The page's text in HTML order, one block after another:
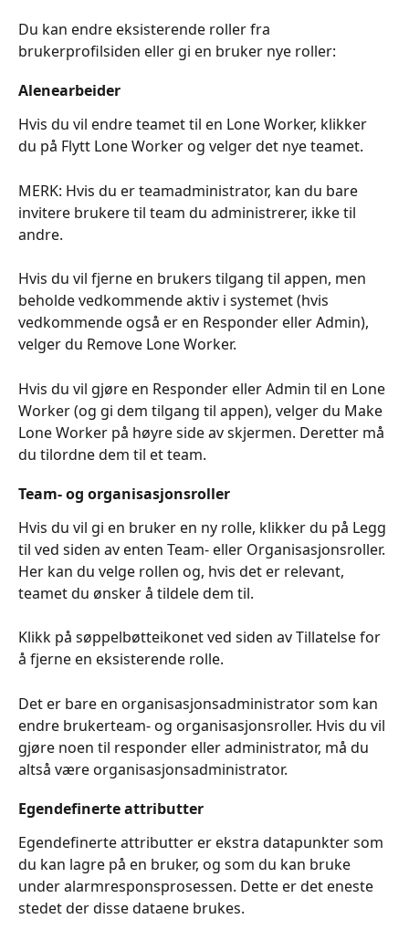
Du kan endre eksisterende roller fra
brukerprofilsiden eller gi en bruker nye roller:
Alenearbeider
Hvis du vil endre teamet til en Lone Worker, klikker
du på Flytt Lone Worker og velger det nye teamet.
MERK: Hvis du er teamadministrator, kan du bare
invitere brukere til team du administrerer, ikke til
andre.
Hvis du vil fjerne en brukers tilgang til appen, men
beholde vedkommende aktiv i systemet (hvis
vedkommende også er en Responder eller Admin),
velger du Remove Lone Worker.
Hvis du vil gjøre en Responder eller Admin til en Lone
Worker (og gi dem tilgang til appen), velger du Make
Lone Worker på høyre side av skjermen. Deretter må
du tilordne dem til et team.
Team- og organisasjonsroller
Hvis du vil gi en bruker en ny rolle, klikker du på Legg
til ved siden av enten Team- eller Organisasjonsroller.
Her kan du velge rollen og, hvis det er relevant,
teamet du ønsker å tildele dem til.
Klikk på søppelbøtteikonet ved siden av Tillatelse for
å fjerne en eksisterende rolle.
Det er bare en organisasjonsadministrator som kan
endre brukerteam- og organisasjonsroller. Hvis du vil
gjøre noen til responder eller administrator, må du
altså være organisasjonsadministrator.
Egendefinerte attributter
Egendefinerte attributter er ekstra datapunkter som
du kan lagre på en bruker, og som du kan bruke
under alarmresponsprosessen. Dette er det eneste
stedet der disse dataene brukes.